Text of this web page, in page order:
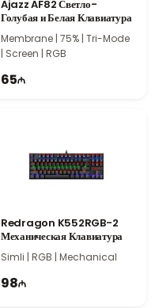
Ajazz AF82 Светло-
Голубая и Белая Клавиатура
Membrane | 75% | Tri-Mode
| Screen | RGB
65
Redragon K552RGB-2
Механическая Клавиатура
Simli | RGB | Mechanical
98